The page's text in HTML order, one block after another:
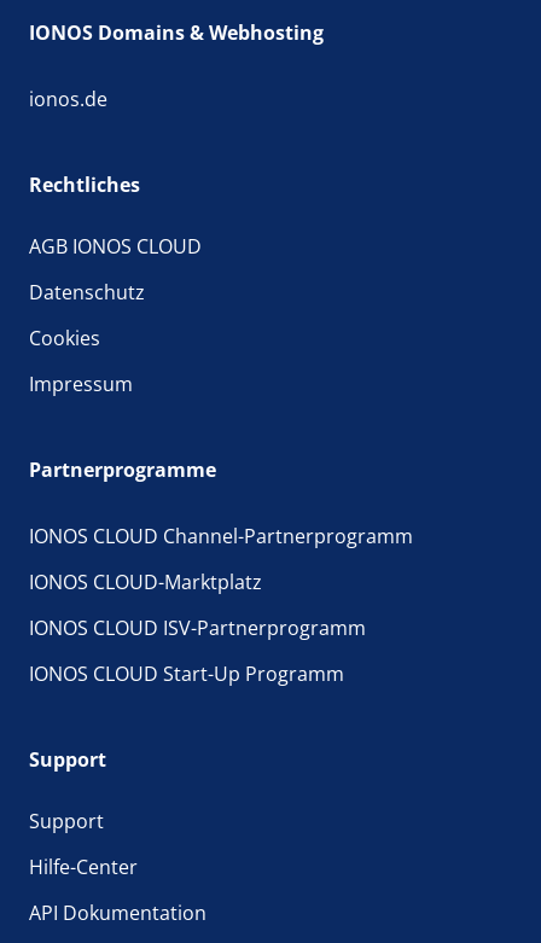
IONOS Domains & Webhosting
ionos.de
Rechtliches
AGB IONOS CLOUD
Datenschutz
Cookies
Impressum
Partnerprogramme
IONOS CLOUD Channel-Partnerprogramm
IONOS CLOUD-Marktplatz
IONOS CLOUD ISV-Partnerprogramm
IONOS CLOUD Start-Up Programm
Support
Support
Hilfe-Center
API Dokumentation